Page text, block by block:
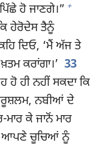
ਹੋ ਜਾਣਗੇ।” +
ਹੇਰੋਦੇਸ ਤੈਨੂੰ
ਦਿਓ, ‘ਮੈਂ ਅੱਜ ਤੇ
ਕਰਾਂਗਾ।’ 33
ਹੀ ਨਹੀਂ ਸਕਦਾ ਕਿ
ਨਬੀਆਂ ਦੇ
ਕੇ ਜਾਨੋਂ ਮਾਰ
ਆਪਣੇ ਚੂਚਿਆਂ ਨੂੰ